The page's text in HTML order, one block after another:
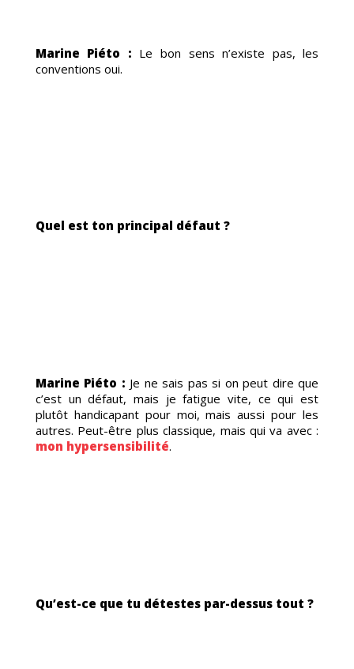
Marine Piéto : Le bon sens n’existe pas, les
conventions oui.
Quel est ton principal défaut ?
Marine Piéto : Je ne sais pas si on peut dire que
c’est un défaut, mais je fatigue vite, ce qui est
plutôt handicapant pour moi, mais aussi pour les
autres. Peut-être plus classique, mais qui va avec :
mon hypersensibilité.
Qu’est-ce que tu détestes par-dessus tout ?